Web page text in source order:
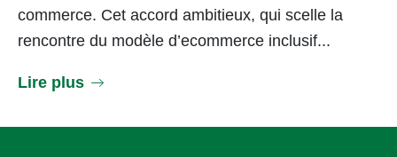
commerce. Cet accord ambitieux, qui scelle la
rencontre du modèle d’ecommerce inclusif...
Lire plus